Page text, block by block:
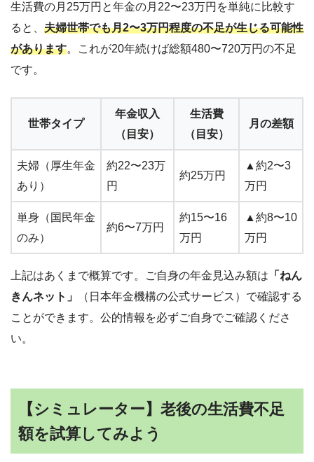
生活費の月25万円と年金の月22〜23万円を単純に比較す
ると、 夫婦世帯でも月2〜3万円程度の不足が生じる可能性
があります。これが20年続けば総額480〜720万円の不足
です。
世帯タイプ
年金収入
（目安）
生活費
（目安）
月の差額
夫婦（厚生年金
あり）
約22〜23万
円
約25万円
▲約2〜3
万円
単身（国民年金
のみ）
約6〜7万円
約15〜16
万円
▲約8〜10
万円
上記はあくまで概算です。ご自身の年金見込み額は 「ねん
きんネット」
（日本年金機構の公式サービス）で確認する
ことができます。公的情報を必ずご自身でご確認くださ
い。
【シミュレーター】老後の生活費不足
額を試算してみよう